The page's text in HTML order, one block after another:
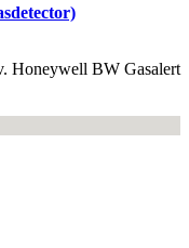
Honeywell BW Gasalert